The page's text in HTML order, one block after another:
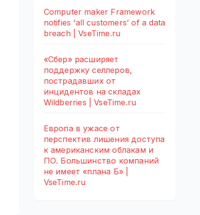
Computer maker Framework
notifies ‘all customers’ of a data
breach | VseTime.ru
«Сбер» расширяет
поддержку селлеров,
пострадавших от
инцидентов на складах
Wildberries | VseTime.ru
Европа в ужасе от
перспектив лишения доступа
к американским облакам и
ПО. Большинство компаний
не имеет «плана Б» |
VseTime.ru